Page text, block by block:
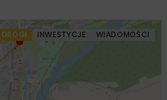
DROGI INWESTYCJE WIADOMOŚCI